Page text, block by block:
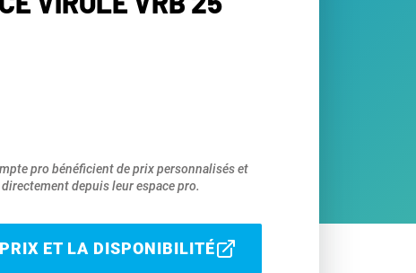
pro bénéficient de prix personnalisés et
depuis leur espace pro.
ET LA DISPONIBILITÉ